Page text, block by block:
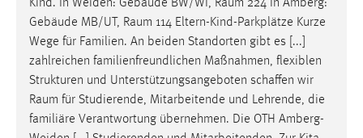
zahlreichen familienfreundlichen Maßnahmen, flexiblen
Strukturen und Unterstützungsangeboten schaffen wir
Raum für Studierende, Mitarbeitende und Lehrende, die
familiäre Verantwortung übernehmen. Die OTH Amberg-
Weiden [...] Studierenden und Mitarbeitenden. Zur Kita
Amberg Zur Kinderbetreuung Weiden Eltern-Kind-Arbeits-
ZimmerRaumfür Studium, Arbeit und Familie. Wenn die
Zweck:
Dieser Cookie ist notwendig um sich an der Website
einloggen zu können.
Cookie Laufzeit:
24 Stunden